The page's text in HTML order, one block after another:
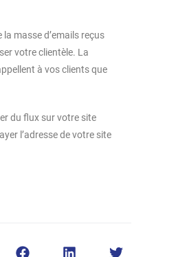
masse d’emails reçus
votre clientèle. La
à vos clients que
du flux sur votre site
l’adresse de votre site